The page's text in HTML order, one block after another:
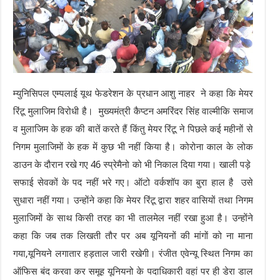
म्युनिसिपल एम्पलाई यूथ फेडरेशन के प्रधान आशु नाहर ने कहा कि मेयर
रिंटू मुलाजिम विरोधी है। मुख्यमंत्री कैप्टन अमरिंदर सिंह वाल्मीकि समाज
व मुलाजिम के हक की बातें करते हैं किंतु मेयर रिंटू ने पिछले कई महीनों से
निगम मुलाजिमों के हक में कुछ भी नहीं किया है। कोरोना काल के लोक
डाउन के दौरान रखे गए 46 स्प्रेमैनो को भी निकाल दिया गया। खाली पड़े
सफाई सेवकों के पद नहीं भरे गए। ऑटो वर्कशॉप का बुरा हाल है उसे
सुधारा नहीं गया। उन्होंने कहा कि मेयर रिंटू द्वारा शहर वासियों तथा निगम
मुलाजिमों के साथ किसी तरह का भी तालमेल नहीं रखा हुआ है। उन्होंने
कहा कि जब तक लिखती तौर पर अब यूनियनों की मांगों को ना माना
गया,यूनियने लगातार हड़ताल जारी रखेगी। रंजीत एवेन्यू स्थित निगम का
ऑफिस बंद करवा कर समूह यूनियनो के पदाधिकारी वहां पर ही डेरा डाल